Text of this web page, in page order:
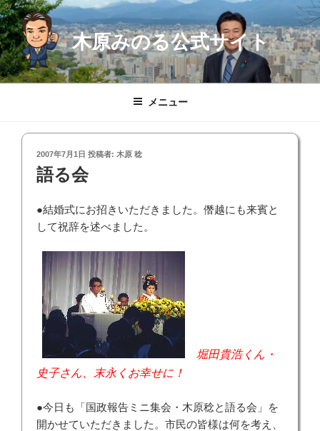
コ
ン
テ
ン
ツ
木原みのる公式サイト
メニュー
投
稿
日:
2007年7月1日 投稿者: 木原 稔
語る会
●結婚式にお招きいただきました。僭越にも来賓と
して祝辞を述べました。
堀田貴浩くん・
史子さん、末永くお幸せに！
●今日も「国政報告ミニ集会・木原稔と語る会」を
開かせていただきました。市民の皆様は何を考え、